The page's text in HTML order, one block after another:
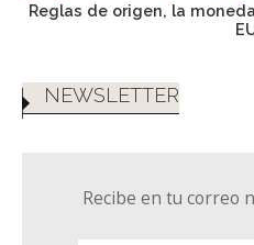
Reglas de origen, la
NEWSLETTER
Recibe en tu correo